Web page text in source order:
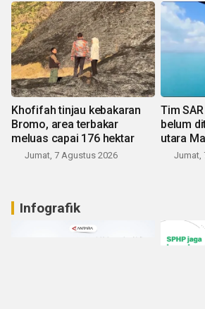
Khofifah tinjau kebakaran
Bromo, area terbakar
meluas capai 176 hektar
Jumat, 7 Agustus 2026
Tim
belum
utara
Jumat,
Infografik